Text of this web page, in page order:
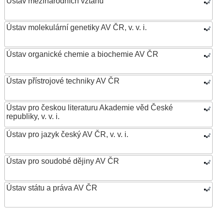
Ústav molekulární genetiky AV ČR, v. v. i.
Ústav organické chemie a biochemie AV ČR
Ústav přístrojové techniky AV ČR
Ústav pro českou literaturu Akademie věd České
republiky, v. v. i.
Ústav pro jazyk český AV ČR, v. v. i.
Ústav pro soudobé dějiny AV ČR
Ústav státu a práva AV ČR